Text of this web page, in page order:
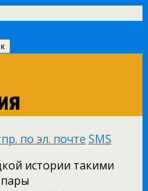
по эл. почте SMS
истории такими